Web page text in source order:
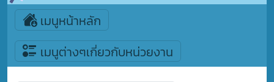
เมนูหน้าหลัก
เมนูต่างๆเกี่ยวกับหน่วยงาน